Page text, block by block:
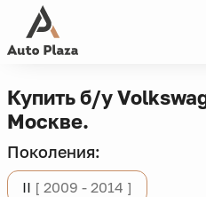
Купить б/у
Москве.
Поколения:
II [ 2009 - 2014 ]